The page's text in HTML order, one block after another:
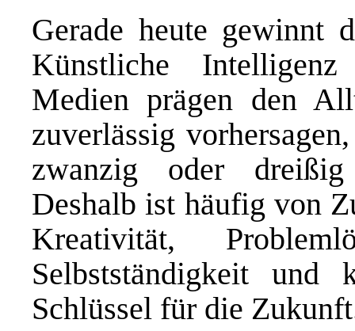
Gerade heute gewinnt
Künstliche
Medien prägen den
zuverlässig
zwanzig oder
Deshalb ist häufig von
Kreativität,
Selbstständigkeit und
Schlüssel für die